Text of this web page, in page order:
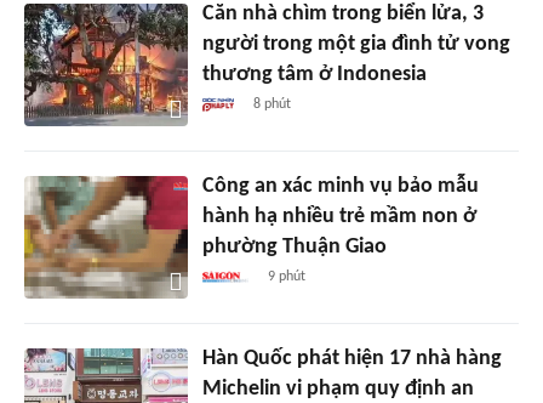
Căn nhà chìm trong biển lửa, 3
người trong một gia đình tử vong
thương tâm ở Indonesia
8 phút
Công an xác minh vụ bảo mẫu
hành hạ nhiều trẻ mầm non ở
phường Thuận Giao
9 phút
Hàn Quốc phát hiện 17 nhà hàng
Michelin vi phạm quy định an